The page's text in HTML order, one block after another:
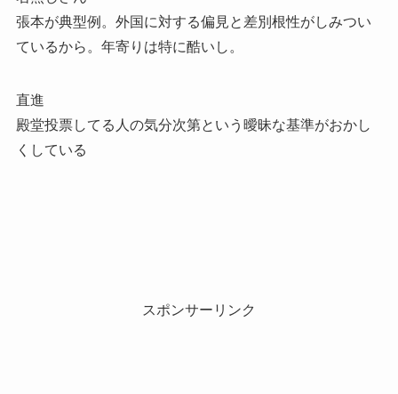
張本が典型例。外国に対する偏見と差別根性がしみつい
ているから。年寄りは特に酷いし。
直進
殿堂投票してる人の気分次第という曖昧な基準がおかし
くしている
スポンサーリンク